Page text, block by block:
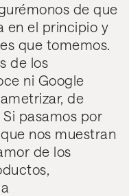
de que
en el principio y
que tomemos.
de los
ni Google
de
pasamos por
nos muestran
de los